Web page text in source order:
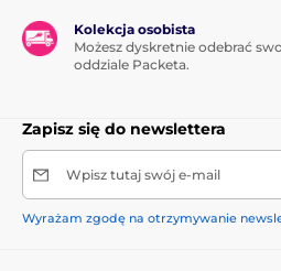
Kolekcja osobista
Możesz dyskretnie odebrać
oddziale Packeta.
Zapisz się do newslettera
Wpisz tutaj swój e-mail
Wyrażam zgodę na otrzymywanie